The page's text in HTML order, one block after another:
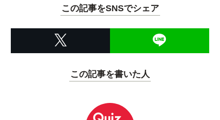
この記事をSNSでシェア
この記事を書いた人